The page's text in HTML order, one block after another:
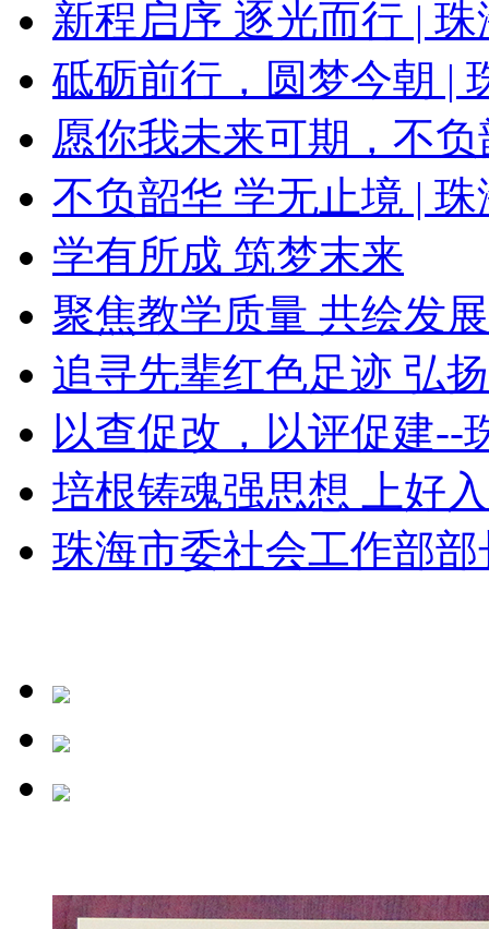
新程启序 逐光而行 |
砥砺前行，圆梦今朝 |
愿你我未来可期，不
不负韶华 学无止境 |
学有所成 筑梦末来
聚焦教学质量 共绘发
追寻先辈红色足迹 弘
以查促改，以评促建--
培根铸魂强思想 上好
珠海市委社会工作部